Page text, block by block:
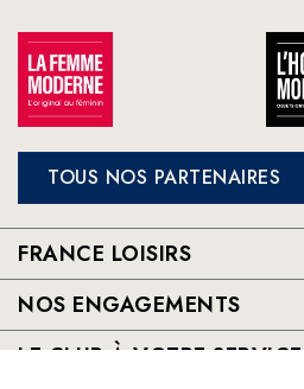
TOUS NOS PARTENAIRES
FRANCE LOISIRS
NOS ENGAGEMENTS
LE CLUB À VOTRE SERVICE